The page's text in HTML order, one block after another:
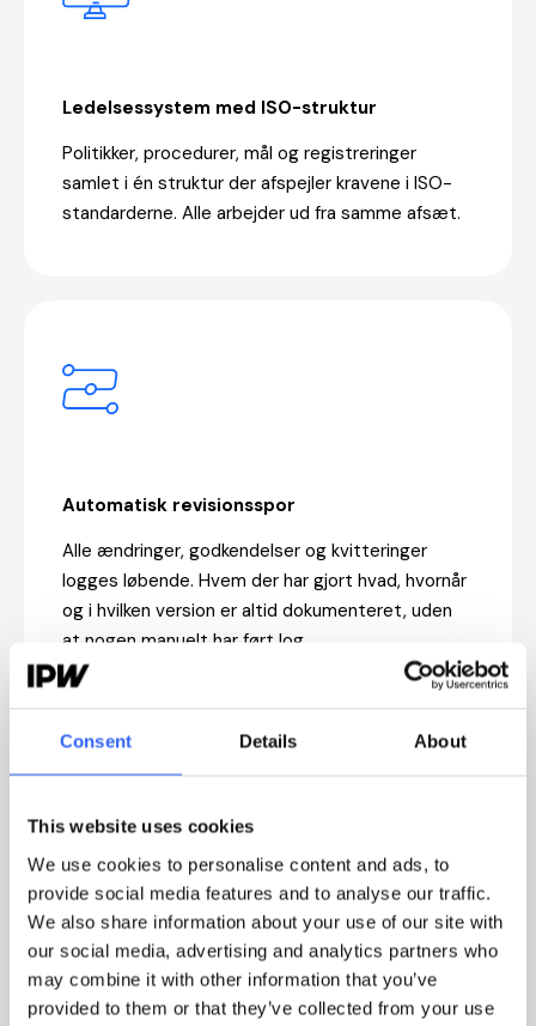
Consent Details About
This website uses cookies
We use cookies to personalise content and ads, to
provide social media features and to analyse our traffic.
We also share information about your use of our site with
our social media, advertising and analytics partners who
may combine it with other information that you’ve
provided to them or that they’ve collected from your use
Ledelsessystem med ISO-struktur
Politikker, procedurer, mål og registreringer
samlet i én struktur der afspejler kravene i ISO-
standarderne. Alle arbejder ud fra samme afsæt.
Automatisk revisionsspor
Alle ændringer, godkendelser og kvitteringer
logges løbende. Hvem der har gjort hvad, hvornår
og i hvilken version er altid dokumenteret, uden
at nogen manuelt har ført log.
Interne audits i systemet
Planlæg, gennemfør og dokumentér interne
audits direkte i IPW, med fund, handlinger og